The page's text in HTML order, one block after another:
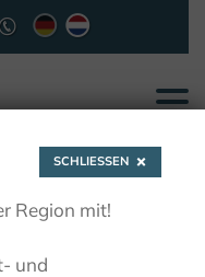
SCHLIESSEN
Region mit!
und